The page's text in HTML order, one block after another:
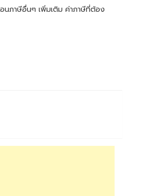
นภาษีอื่นๆ เพิ่มเติม ค่าภาษีที่ต้อง